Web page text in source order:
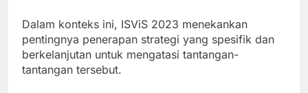
Dalam konteks ini, ISViS 2023 menekankan
pentingnya penerapan strategi yang spesifik dan
berkelanjutan untuk mengatasi tantangan-
tantangan tersebut.